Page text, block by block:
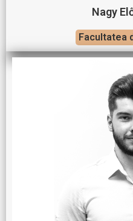
Nagy
Facultatea